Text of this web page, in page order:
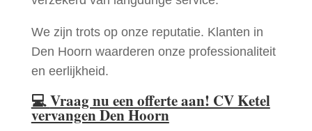
We zijn trots op onze reputatie. Klanten in
Den Hoorn waarderen onze professionaliteit
en eerlijkheid.
💻Vraag nu een offerte aan! CV Ketel
vervangen Den Hoorn